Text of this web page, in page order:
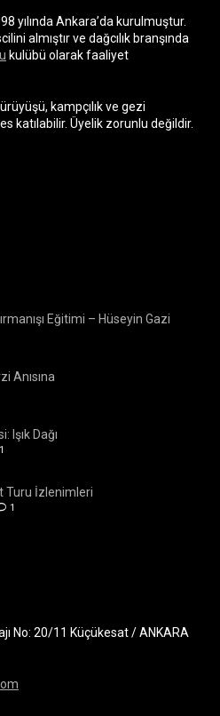
yılında Ankara’da kurulmuştur.
almıştır ve dağcılık branşında
kulübü olarak faaliyet
kampçılık ve gezi
katılabilir. Üyelik zorunlu değildir.
Eğitimi – Hüseyin Gazi
Anısına
Işık Dağı
1
Turu İzlenimleri
1
No: 20/11 Küçükesat / ANKARA